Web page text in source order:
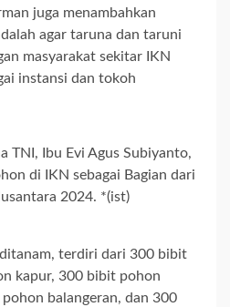
juga menambahkan
agar taruna dan taruni
masyarakat sekitar IKN
instansi dan tokoh
TNI, Ibu Evi Agus Subiyanto,
di IKN sebagai Bagian dari
2024. *(ist)
terdiri dari 300 bibit
kapur, 300 bibit pohon
balangeran, dan 300